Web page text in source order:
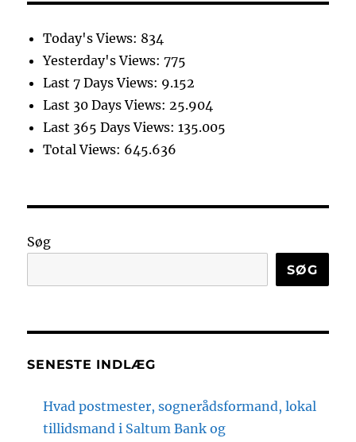
Today's Views: 834
Yesterday's Views:775
Last 7 Days Views: 9.152
Last 30 Days Views:25.904
Last 365 Days Views:135.005
Total Views: 645.636
Søg
SØG
SENESTE INDLÆG
Hvad postmester, sognerådsformand, lokal
tillidsmand i Saltum Bank og